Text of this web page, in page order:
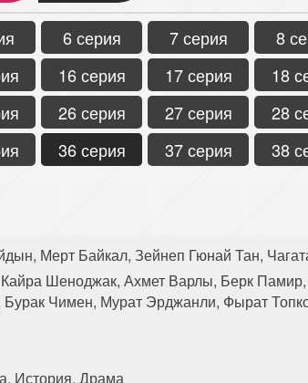
6 серия 7 серия 8
16 серия 17 серия 18
26 серия 27 серия 28
36 серия 37 серия 38
Мерт Байкал, Зейнеп Гюнай Тан,
Шеноджак, Ахмет Варлы, Берк
Бурак Чимен, Мурат Эрджанли, Фырат
, История, Драма